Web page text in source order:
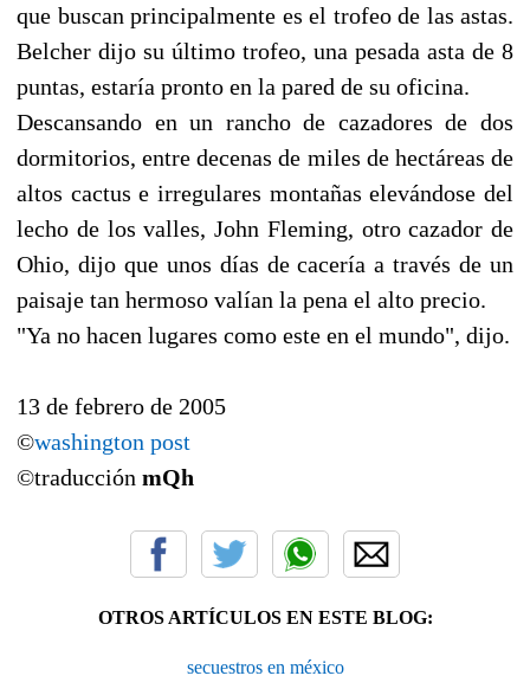
que buscan principalmente es el trofeo de las astas.
Belcher dijo su último trofeo, una pesada asta de 8
puntas, estaría pronto en la pared de su oficina.
Descansando en un rancho de cazadores de dos
dormitorios, entre decenas de miles de hectáreas de
altos cactus e irregulares montañas elevándose del
lecho de los valles, John Fleming, otro cazador de
Ohio, dijo que unos días de cacería a través de un
paisaje tan hermoso valían la pena el alto precio.
"Ya no hacen lugares como este en el mundo", dijo.
13 de febrero de 2005
©washington post
©traducción mQh
OTROS ARTÍCULOS EN ESTE BLOG:
secuestros en méxico